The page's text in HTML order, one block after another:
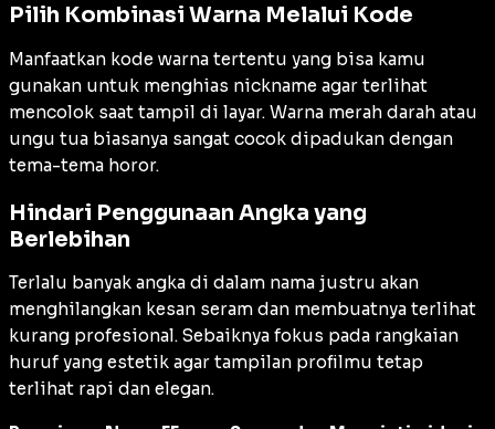
Pilih Kombinasi Warna Melalui Kode
Manfaatkan kode warna tertentu yang bisa kamu
gunakan untuk menghias nickname agar terlihat
mencolok saat tampil di layar. Warna merah darah atau
ungu tua biasanya sangat cocok dipadukan dengan
tema-tema horor.
Hindari Penggunaan Angka yang
Berlebihan
Terlalu banyak angka di dalam nama justru akan
menghilangkan kesan seram dan membuatnya terlihat
kurang profesional. Sebaiknya fokus pada rangkaian
huruf yang estetik agar tampilan profilmu tetap
terlihat rapi dan elegan.